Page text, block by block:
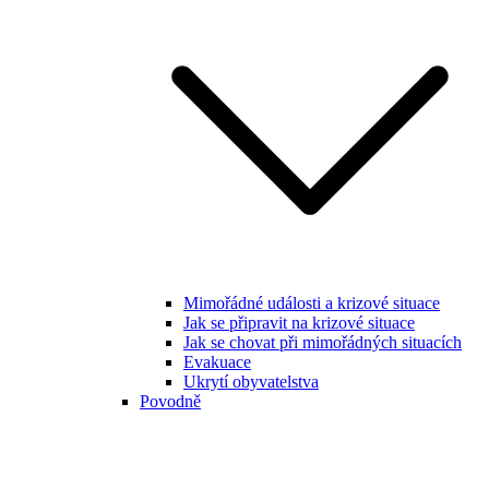
Mimořádné události a krizové situace
Jak se připravit na krizové situace
Jak se chovat při mimořádných situacích
Evakuace
Ukrytí obyvatelstva
Povodně